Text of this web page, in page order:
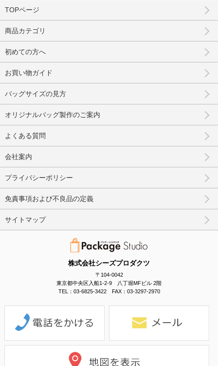
株式会社シーズプロダクツ
〒104-0042
東京都中央区入船1-2-9 八丁堀MFビル 2階
TEL：03-6825-3422 FAX：03-3297-2970
TOPページ
商品カテゴリ
初めての方へ
お買い物ガイド
バッグサイズの見方
オリジナルバッグ製作のご案内
よくある質問
会社案内
プライバシーポリシー
免責事項および不良品の定義
サイトマップ